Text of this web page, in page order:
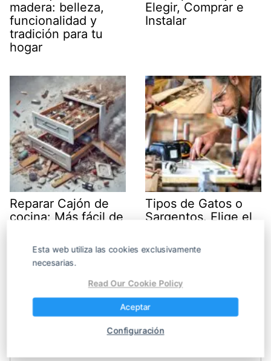
madera: belleza,
funcionalidad y
tradición para tu
hogar
Elegir, Comprar e
Instalar
Reparar Cajón de
cocina: Más fácil de
Tipos de Gatos o
Sargentos. Elige el
tu proyecto!
Deja una respuesta
Tu dirección de correo electrónico no será publicada.
Esta web utiliza las cookies exclusivamente
necesarias.
Read Our Cookie Policy
Aceptar
Configuración